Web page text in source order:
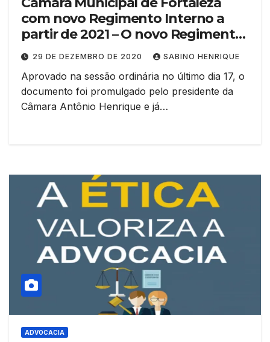
com novo Regimento Interno a
partir de 2021 – O novo Regimento
Interno entra em vigor a partir do
dia 1º janeiro quando se inicia uma
nova legislatura
29 DE DEZEMBRO DE 2020 SABINO HENRIQUE
Aprovado na sessão ordinária no último dia 17, o
documento foi promulgado pelo presidente da
Câmara Antônio Henrique e já…
ADVOCACIA